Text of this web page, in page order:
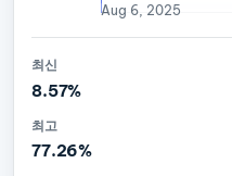
Aug 6, 2025
최신
8.57%
최고
77.26%